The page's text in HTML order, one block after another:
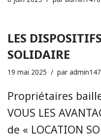
LES
SOLIDAIRE
19 mai 2025 par
Propriétaires
VOUS LES
de « LOCATION